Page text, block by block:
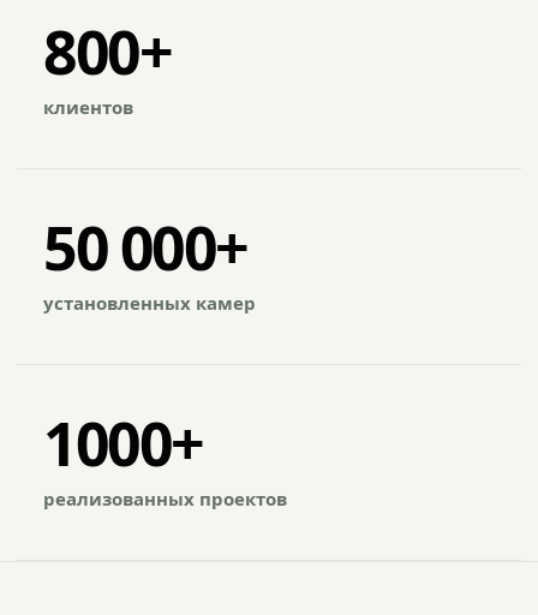
800+
клиентов
50 000+
установленных камер
1000+
реализованных проектов